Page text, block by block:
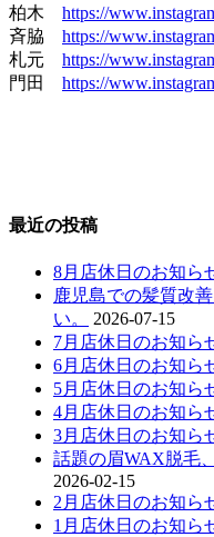
柏木 https://
斉脇 https://
札元 https://
門田 https://
最近の投稿
8月店休日のお知ら
鹿児島での髪質改
い。
2026-07-15
7月店休日のお知ら
6月店休日のお知ら
5月店休日のお知ら
4月店休日のお知ら
3月店休日のお知ら
話題の眉WAX脱毛
2026-02-15
2月店休日のお知ら
1月店休日のお知ら